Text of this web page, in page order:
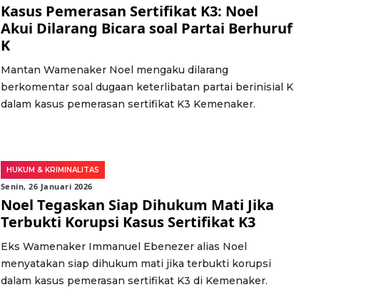
Kasus Pemerasan Sertifikat K3: Noel
Akui Dilarang Bicara soal Partai Berhuruf
K
Mantan Wamenaker Noel mengaku dilarang
berkomentar soal dugaan keterlibatan partai berinisial K
dalam kasus pemerasan sertifikat K3 Kemenaker.
HUKUM & KRIMINALITAS
Senin, 26 Januari 2026
Noel Tegaskan Siap Dihukum Mati Jika
Terbukti Korupsi Kasus Sertifikat K3
Eks Wamenaker Immanuel Ebenezer alias Noel
menyatakan siap dihukum mati jika terbukti korupsi
dalam kasus pemerasan sertifikat K3 di Kemenaker.